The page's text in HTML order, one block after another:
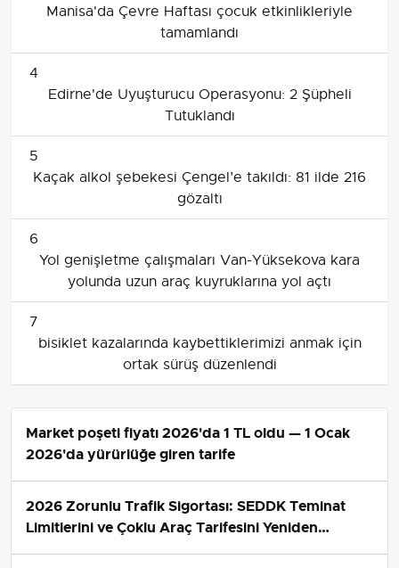
Manisa'da Çevre Haftası çocuk etkinlikleriyle
tamamlandı
4
Edirne'de Uyuşturucu Operasyonu: 2 Şüpheli
Tutuklandı
5
Kaçak alkol şebekesi Çengel’e takıldı: 81 ilde 216
gözaltı
6
Yol genişletme çalışmaları Van-Yüksekova kara
yolunda uzun araç kuyruklarına yol açtı
7
bisiklet kazalarında kaybettiklerimizi anmak için
ortak sürüş düzenlendi
Market poşeti fiyatı 2026'da 1 TL oldu — 1 Ocak
2026'da yürürlüğe giren tarife
2026 Zorunlu Trafik Sigortası: SEDDK Teminat
Limitlerini ve Çoklu Araç Tarifesini Yeniden